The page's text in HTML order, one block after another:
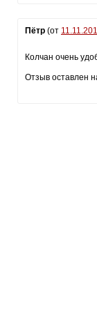
Пётр (от
Колчан очень
Отзыв оставлен